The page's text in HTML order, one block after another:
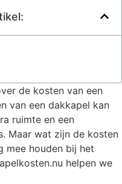
de kosten van een
van een dakkapel kan
ruimte en een
Maar wat zijn de kosten
mee houden bij het
helpen we